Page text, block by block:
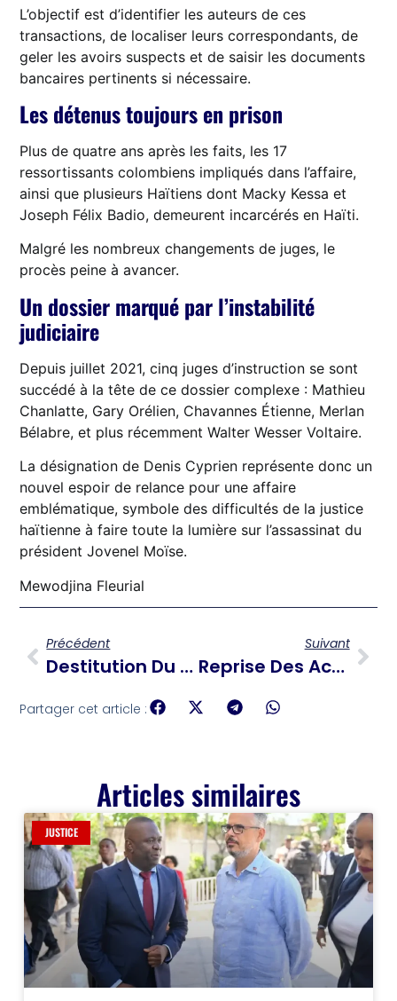
L’objectif est d’identifier les auteurs de ces
transactions, de localiser leurs correspondants, de
geler les avoirs suspects et de saisir les documents
bancaires pertinents si nécessaire.
Les détenus toujours en prison
Plus de quatre ans après les faits, les 17
ressortissants colombiens impliqués dans l’affaire,
ainsi que plusieurs Haïtiens dont Macky Kessa et
Joseph Félix Badio, demeurent incarcérés en Haïti.
Malgré les nombreux changements de juges, le
procès peine à avancer.
Un dossier marqué par l’instabilité
judiciaire
Depuis juillet 2021, cinq juges d’instruction se sont
succédé à la tête de ce dossier complexe : Mathieu
Chanlatte, Gary Orélien, Chavannes Étienne, Merlan
Bélabre, et plus récemment Walter Wesser Voltaire.
La désignation de Denis Cyprien représente donc un
nouvel espoir de relance pour une affaire
emblématique, symbole des difficultés de la justice
haïtienne à faire toute la lumière sur l’assassinat du
président Jovenel Moïse.
Mewodjina Fleurial
Précédent
Destitution Du Président Malgache, Une Nouvelle Étape Franchie Dans Les Mouvements De Revendication
Suivant
Reprise Des Activités À La CODEVI Après Deux Semaines De Grève
Partager cet article :
Articles similaires
JUSTICE